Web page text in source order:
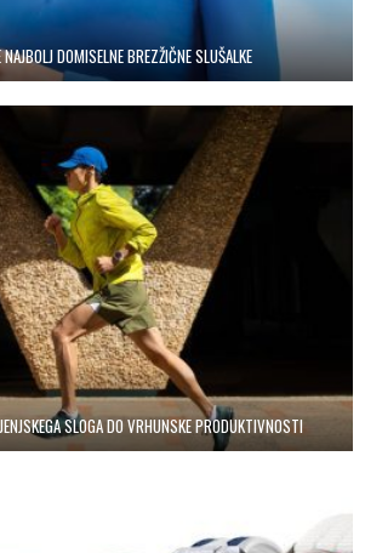
NAJBOLJ DOMISELNE BREZŽIČNE SLUŠALKE
SLOGA DO VRHUNSKE PRODUKTIVNOSTI